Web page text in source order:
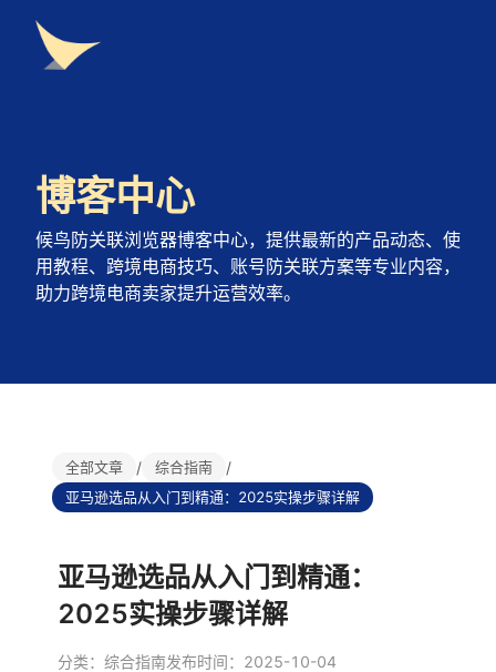
博客中心
候鸟防关联浏览器博客中心，提供最新的产品动态、使
用教程、跨境电商技巧、账号防关联方案等专业内容，
助力跨境电商卖家提升运营效率。
全部文章 / 综合指南 /
亚马逊选品从入门到精通：2025实操步骤详解
亚马逊选品从入门到精通：
2025实操步骤详解
分类： 综合指南发布时间：2025-10-04